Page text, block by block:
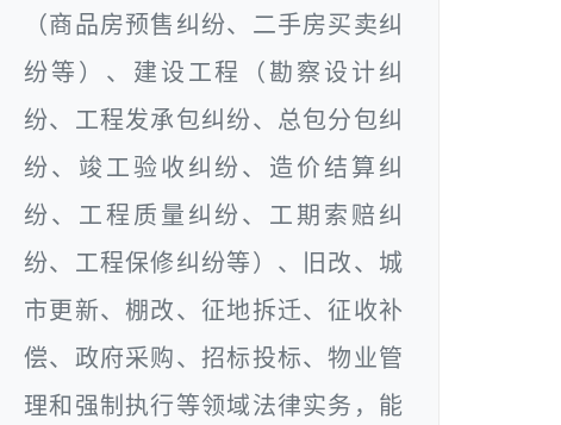
（商品房预售纠纷、二手房买卖纠
纷等）、建设工程（勘察设计纠
纷、工程发承包纠纷、总包分包纠
纷、竣工验收纠纷、造价结算纠
纷、工程质量纠纷、工期索赔纠
纷、工程保修纠纷等）、旧改、城
市更新、棚改、征地拆迁、征收补
偿、政府采购、招标投标、物业管
理和强制执行等领域法律实务，能